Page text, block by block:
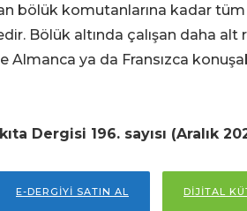
bölük komutanlarına kadar tüm
Bölük altında çalışan daha alt
Almanca ya da Fransızca
Dergisi 196. sayısı (Aralık
E-DERGİYİ SATIN AL DİJİTAL